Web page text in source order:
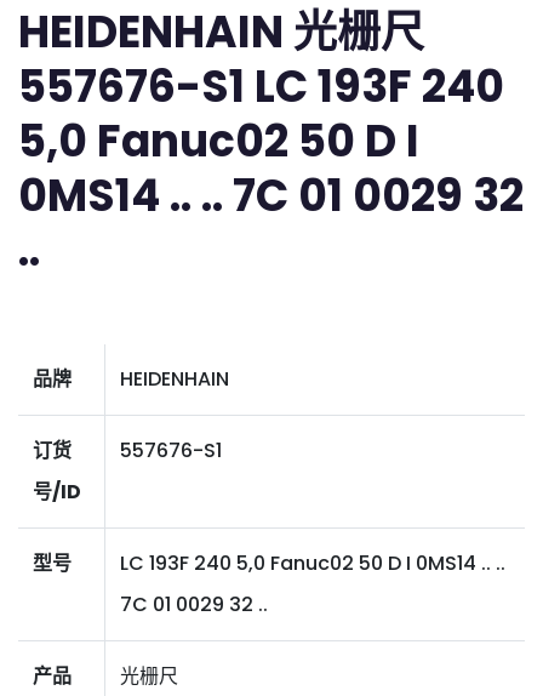
HEIDENHAIN 光栅尺
557676-S1 LC 193F 240
5,0 Fanuc02 50 D I
0MS14 .. .. 7C 01 0029 32
..
品牌 HEIDENHAIN
订货
号/ID
557676-S1
型号
LC 193F 240 5,0 Fanuc02 50 D I 0MS14 .. ..
7C 01 0029 32 ..
产品
光栅尺